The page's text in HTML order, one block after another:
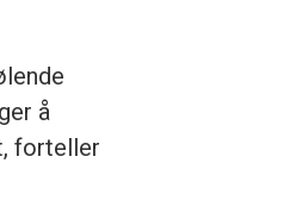
å
forteller